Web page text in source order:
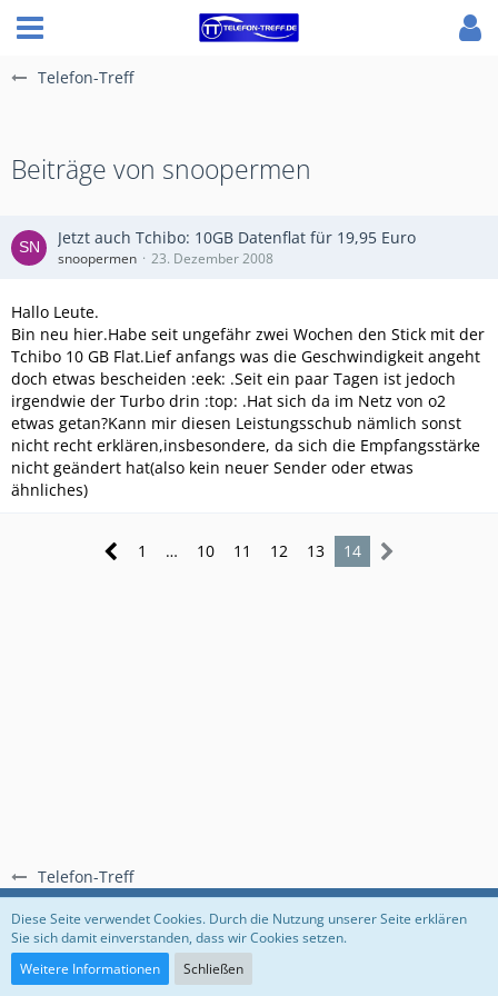
Telefon-Treff
Telefon-Treff
Beiträge von snoopermen
Jetzt auch Tchibo: 10GB Datenflat für 19,95 Euro
snoopermen 23. Dezember 2008
Hallo Leute.
Bin neu hier.Habe seit ungefähr zwei Wochen den Stick mit der
Tchibo 10 GB Flat.Lief anfangs was die Geschwindigkeit angeht
doch etwas bescheiden :eek: .Seit ein paar Tagen ist jedoch
irgendwie der Turbo drin :top: .Hat sich da im Netz von o2
etwas getan?Kann mir diesen Leistungsschub nämlich sonst
nicht recht erklären,insbesondere, da sich die Empfangsstärke
nicht geändert hat(also kein neuer Sender oder etwas
ähnliches)
1 … 10 11 12 13 14
Regeln Datenschutzerklärung Impressum
Community-Software:
Diese Seite verwendet Cookies. Durch die Nutzung unserer Seite erklären
Sie sich damit einverstanden, dass wir Cookies setzen.
Weitere Informationen
Schließen